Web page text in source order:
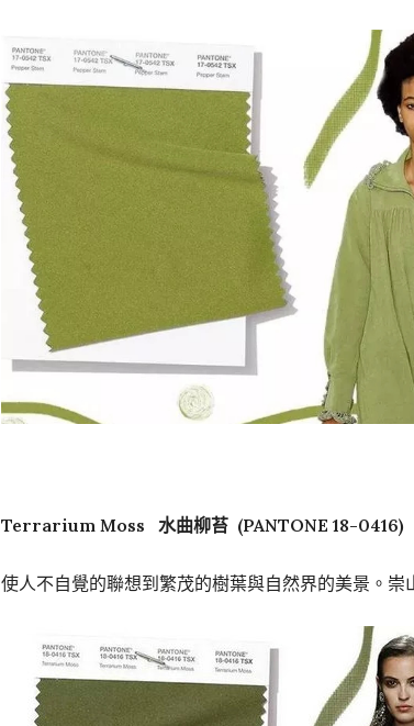
Terrarium Moss 水曲柳苔 (PANTONE 18-0416)
使人不自覺的聯想到繁茂的樹葉與自然界的美景。崇